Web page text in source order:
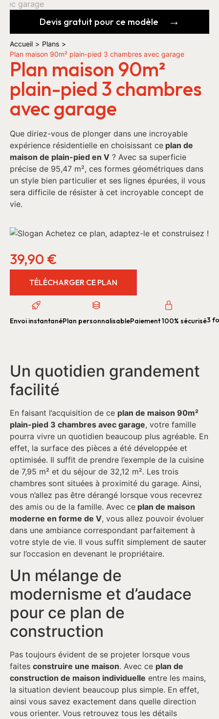
Devis gratuit pour ce modèle
Accueil > Plans >
Plan maison 90m² plain-pied 3 chambres avec garage
Plan maison 90m²
plain-pied 3 chambres
avec garage
Que diriez-vous de plonger dans une incroyable
expérience résidentielle en choisissant ce plan de
maison de plain-pied en V ? Avec sa superficie
précise de 95,47 m², ces formes géométriques dans
un style bien particulier et ses lignes épurées, il vous
sera difficile de résister à cet incroyable concept de
vie.
39,90 €
TÉLÉCHARGER CE PLAN
Envoi instantanéPlan personnalisablePaiement 100% sécurisé3
Un quotidien grandement
facilité
En faisant l’acquisition de ce plan de maison 90m²
plain-pied 3 chambres avec garage, votre famille
pourra vivre un quotidien beaucoup plus agréable. En
effet, la surface des pièces a été développée et
optimisée. Il suffit de prendre l’exemple de la cuisine
de 7,95 m² et du séjour de 32,12 m². Les trois
chambres sont situées à proximité du garage. Ainsi,
vous n’allez pas être dérangé lorsque vous recevrez
des amis ou de la famille. Avec ce plan de maison
moderne en forme de V, vous allez pouvoir évoluer
dans une ambiance correspondant parfaitement à
votre style de vie. Il vous suffit simplement de sauter
sur l’occasion en devenant le propriétaire.
Un mélange de
modernisme et d’audace
pour ce plan de
construction
Pas toujours évident de se projeter lorsque vous
faites construire une maison. Avec ce plan de
construction de maison individuelle entre les mains,
la situation devient beaucoup plus simple. En effet,
ainsi vous savez exactement dans quelle direction
vous orienter. Vous retrouvez tous les détails